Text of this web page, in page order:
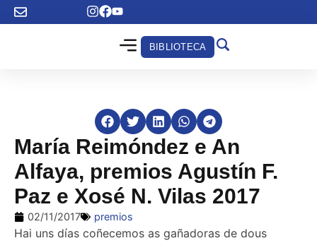
BIBLIOTECA
María Reimóndez e An
Alfaya, premios Agustín F.
Paz e Xosé N. Vilas 2017
02/11/2017 premios
Hai uns días coñecemos as gañadoras de dous